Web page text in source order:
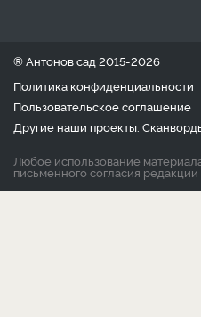
® Антонов сад 2015-2026
Политика конфиденциальности
Пользовательское соглашение
Другие наши проекты:
Любое использование
письменного согласия редакции